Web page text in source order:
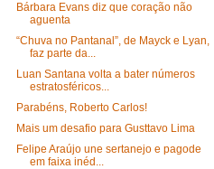
Bárbara Evans diz que coração não
aguenta
“Chuva no Pantanal”, de Mayck e Lyan,
faz parte da...
Luan Santana volta a bater números
estratosféricos...
Parabéns, Roberto Carlos!
Mais um desafio para Gusttavo Lima
Felipe Araújo une sertanejo e pagode
em faixa inéd...